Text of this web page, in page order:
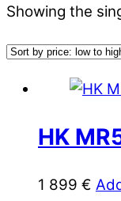
Showing the
HK
1 899 €